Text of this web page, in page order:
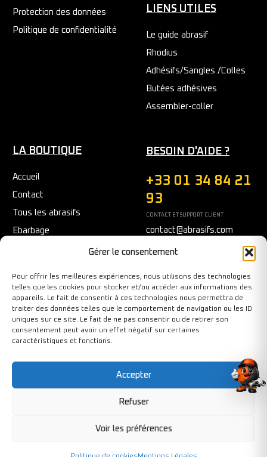
Gérer le consentement
Pour offrir les meilleures expériences, nous utilisons des technologies
telles que les cookies pour stocker et/ou accéder aux informations des
appareils. Le fait de consentir à ces technologies nous permettra de
traiter des données telles que le comportement de navigation ou les ID
uniques sur ce site. Le fait de ne pas consentir ou de retirer son
consentement peut avoir un effet négatif sur certaines
caractéristiques et fonctions.
Accepter
Refuser
Voir les préférences
Protection des données
Politique de confidentialité
LIENS UTILES
Le guide abrasif
Rhodius
Adhésifs/Sangles /Colles
Butées adhésives
Assembler-coller
LA BOUTIQUE
Accueil
Contact
Tous les abrasifs
Ebarbage
Nettoyage
Outils diamantés
Ponçage
Sécurité au travail
BESOIN D'AIDE ?
+33 01 34 84 21
93
CONTACT ET SUPPORT CLIENT
contact@abrasifs.com
Du Lundi au Vendredi
Copyright©BY-PIXCL 2026. Tous droits réservés.